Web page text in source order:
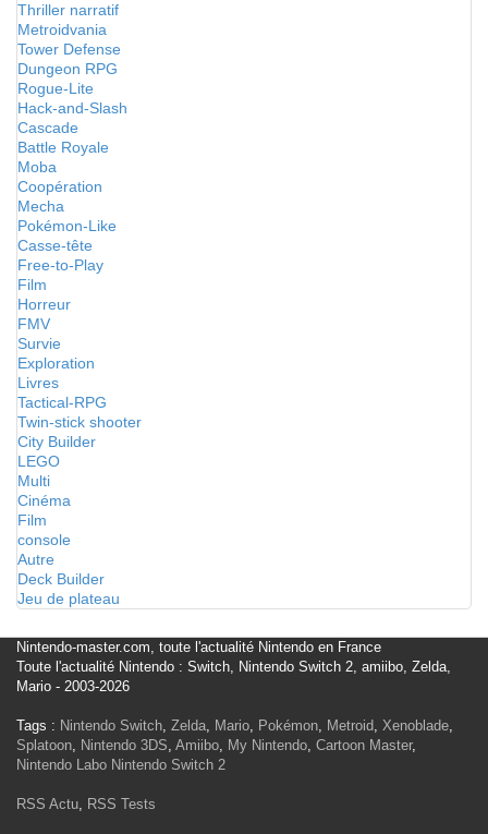
Thriller narratif
Metroidvania
Tower Defense
Dungeon RPG
Rogue-Lite
Hack-and-Slash
Cascade
Battle Royale
Moba
Coopération
Mecha
Pokémon-Like
Casse-tête
Free-to-Play
Film
Horreur
FMV
Survie
Exploration
Livres
Tactical-RPG
Twin-stick shooter
City Builder
LEGO
Multi
Cinéma
Film
console
Autre
Deck Builder
Jeu de plateau
Nintendo-master.com, toute l'actualité Nintendo en France
Toute l'actualité Nintendo : Switch, Nintendo Switch 2, amiibo, Zelda,
Mario - 2003-2026
Tags : Nintendo Switch, Zelda, Mario, Pokémon, Metroid, Xenoblade,
Splatoon, Nintendo 3DS, Amiibo, My Nintendo, Cartoon Master,
Nintendo Labo Nintendo Switch 2
RSS Actu, RSS Tests